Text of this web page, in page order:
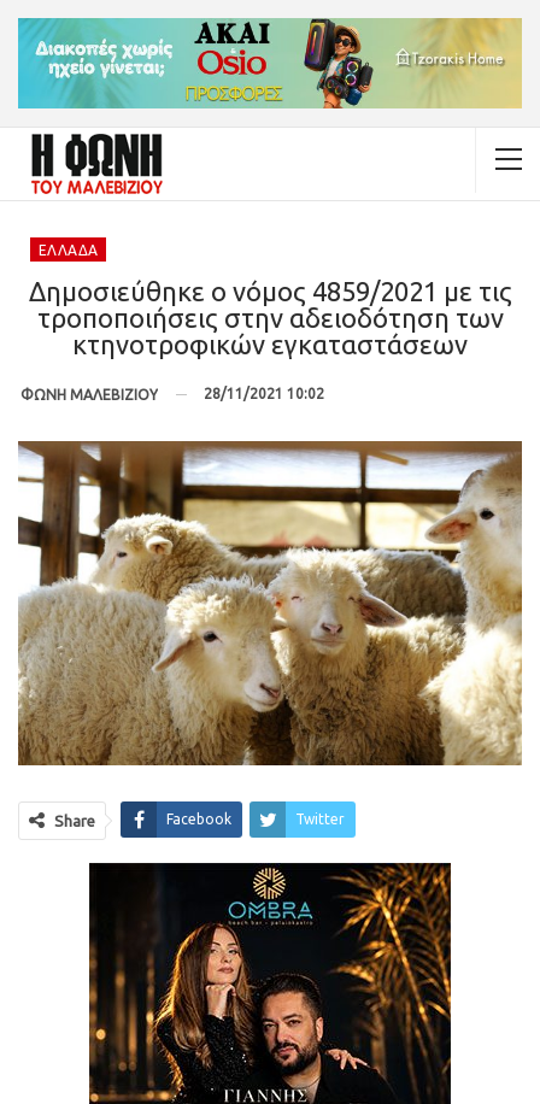
ΕΛΛΆΔΑ
Δημοσιεύθηκε ο νόμος 4859/2021 με τις
τροποποιήσεις στην αδειοδότηση των
κτηνοτροφικών εγκαταστάσεων
ΦΩΝΗ ΜΑΛΕΒΙΖΙΟΥ 28/11/2021 10:02
Share Facebook Twitter